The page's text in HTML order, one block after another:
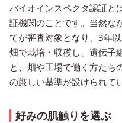
バイオインスペクタ認証と
証機関のことです。当然な
てが審査対象となり、3年
畑で栽培・収穫し、遺伝子
と、畑や工場で働く方たち
の厳しい基準が設けられて
好みの肌触りを選ぶ